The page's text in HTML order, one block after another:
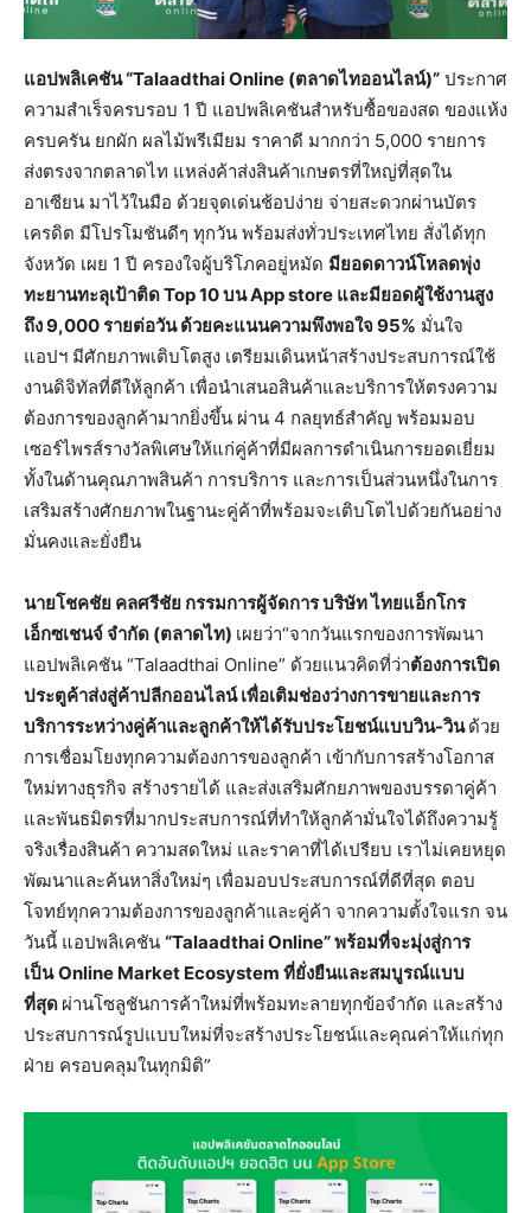
แอปพลิเคชัน “Talaadthai Online (ตลาดไทออนไลน์)” ประกาศ
ความสำเร็จครบรอบ 1 ปี แอปพลิเคชันสำหรับซื้อของสด ของแห้ง
ครบครัน ยกผัก ผลไม้พรีเมียม ราคาดี มากกว่า 5,000 รายการ
ส่งตรงจากตลาดไท แหล่งค้าส่งสินค้าเกษตรที่ใหญ่ที่สุดใน
อาเซียน มาไว้ในมือ ด้วยจุดเด่นช้อปง่าย จ่ายสะดวกผ่านบัตร
เครดิต มีโปรโมชันดีๆ ทุกวัน พร้อมส่งทั่วประเทศไทย สั่งได้ทุก
จังหวัด เผย 1 ปี ครองใจผู้บริโภคอยู่หมัด มียอดดาวน์โหลดพุ่ง
ทะยานทะลุเป้าติดTop 10บนApp store และมียอดผู้ใช้งานสูง
ถึง9,000รายต่อวัน ด้วยคะแนนความพึงพอใจ95% มั่นใจ
แอปฯ มีศักยภาพเติบโตสูง เตรียมเดินหน้าสร้างประสบการณ์ใช้
งานดิจิทัลที่ดีให้ลูกค้า เพื่อนำเสนอสินค้าและบริการให้ตรงความ
ต้องการของลูกค้ามากยิ่งขึ้น ผ่าน 4 กลยุทธ์สำคัญ พร้อมมอบ
เซอร์ไพรส์รางวัลพิเศษให้แก่คู่ค้าที่มีผลการดำเนินการยอดเยี่ยม
ทั้งในด้านคุณภาพสินค้า การบริการ และการเป็นส่วนหนึ่งในการ
เสริมสร้างศักยภาพในฐานะคู่ค้าที่พร้อมจะเติบโตไปด้วยกันอย่าง
มั่นคงและยั่งยืน
นายโชคชัย คลศรีชัย กรรมการผู้จัดการ บริษัท ไทยแอ็กโกร
เอ็กซเชนจ์ จำกัด (ตลาดไท) เผยว่า“จากวันแรกของการพัฒนา
แอปพลิเคชัน “Talaadthai Online” ด้วยแนวคิดที่ว่าต้องการเปิด
ประตูค้าส่งสู่ค้าปลีกออนไลน์ เพื่อเติมช่องว่างการขายและการ
บริการระหว่างคู่ค้าและลูกค้าให้ได้รับประโยชน์แบบวิน-วินด้วย
การเชื่อมโยงทุกความต้องการของลูกค้า เข้ากับการสร้างโอกาส
ใหม่ทางธุรกิจ สร้างรายได้ และส่งเสริมศักยภาพของบรรดาคู่ค้า
และพันธมิตรที่มากประสบการณ์ที่ทำให้ลูกค้ามั่นใจได้ถึงความรู้
จริงเรื่องสินค้า ความสดใหม่ และราคาที่ได้เปรียบ เราไม่เคยหยุด
พัฒนาและค้นหาสิ่งใหม่ๆ เพื่อมอบประสบการณ์ที่ดีที่สุด ตอบ
โจทย์ทุกความต้องการของลูกค้าและคู่ค้า จากความตั้งใจแรก จน
วันนี้ แอปพลิเคชัน “Talaadthai Online” พร้อมที่จะมุ่งสู่การ
เป็น Online Market Ecosystem ที่ยั่งยืนและสมบูรณ์แบบ
ที่สุด ผ่านโซลูชันการค้าใหม่ที่พร้อมทะลายทุกข้อจำกัด และสร้าง
ประสบการณ์รูปแบบใหม่ที่จะสร้างประโยชน์และคุณค่าให้แก่ทุก
ฝ่าย ครอบคลุมในทุกมิติ”